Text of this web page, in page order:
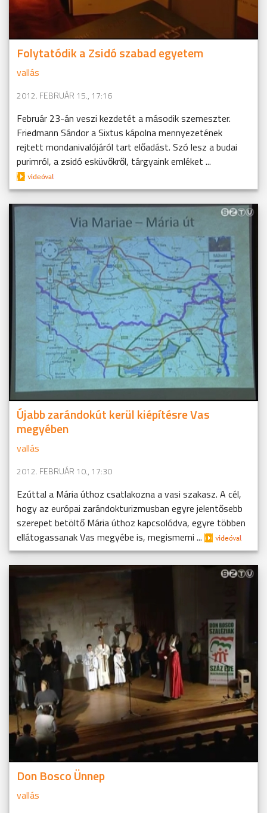
Folytatódik a Zsidó szabad egyetem
vallás
2012. FEBRUÁR 15., 17:16
Február 23-án veszi kezdetét a második szemeszter.
Friedmann Sándor a Sixtus kápolna mennyezetének
rejtett mondanivalójáról tart előadást. Szó lesz a budai
purimról, a zsidó esküvőkről, tárgyaink emléket ...
Újabb zarándokút kerül kiépítésre Vas
megyében
vallás
2012. FEBRUÁR 10., 17:30
Ezúttal a Mária úthoz csatlakozna a vasi szakasz. A cél,
hogy az európai zarándokturizmusban egyre jelentősebb
szerepet betöltő Mária úthoz kapcsolódva, egyre többen
ellátogassanak Vas megyébe is, megismerni ...
Don Bosco Ünnep
vallás